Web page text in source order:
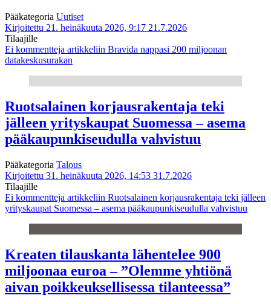
Pääkategoria Uutiset
Kirjoitettu 21. heinäkuuta 2026, 9:17 21.7.2026
Tilaajille
Ei kommentteja artikkeliin Bravida nappasi 200 miljoonan
datakeskusurakan
Ruotsalainen korjausrakentaja teki
jälleen yrityskaupat Suomessa – asema
pääkaupunkiseudulla vahvistuu
Pääkategoria Talous
Kirjoitettu 31. heinäkuuta 2026, 14:53 31.7.2026
Tilaajille
Ei kommentteja artikkeliin Ruotsalainen korjausrakentaja teki jälleen
yrityskaupat Suomessa – asema pääkaupunkiseudulla vahvistuu
Kreaten tilauskanta lähentelee 900
miljoonaa euroa – ”Olemme yhtiönä
aivan poikkeuksellisessa tilanteessa”